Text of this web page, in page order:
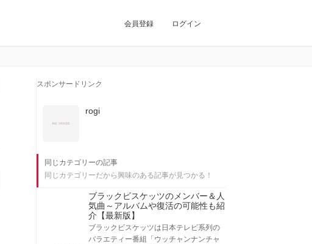
会員登録 ログイン
スポンサードリンク
rogi
同じカテゴリーの記事
同じカテゴリーだから興味のある記事が見つかる！
ブラックビスケッツのメンバー＆人
気曲～アルバムや復活の可能性も紹
介【最新版】
ブラックビスケッツは日本テレビ系列の
バラエティー番組「ウッチャンナンチャ